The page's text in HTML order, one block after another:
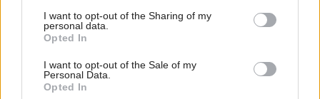
not limited to your visit or usage behaviour. You may click to
grant or deny consent to Google and its third-party tags to
use your data for below specified purposes in below Google
consent section.
I want to opt-out of the Sharing of my
personal data.
Opted In
I want to opt-out of the Sale of my
Personal Data.
Opted In
priestorov, kancelárií či predajní, pre ich variabilitu,
odolnosť a pomerne jednoduchú montáž sa však čoraz
častejšie objavujú aj v domácnostiach. V detskej izbe
môžete pomocou kobercových štvorcov vytvoriť pestrý